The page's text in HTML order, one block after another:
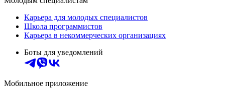
Карьера для молодых специалистов
Школа программистов
Карьера в некоммерческих организациях
Боты для уведомлений
Мобильное приложение